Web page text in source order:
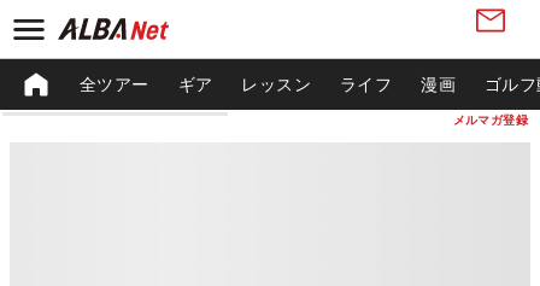
メルマガ登録
全ツアー ギア レッスン ライフ 漫画 ゴル